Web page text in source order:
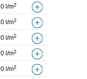
0 l/m2
0 l/m2
0 l/m2
0 l/m2
0 l/m2